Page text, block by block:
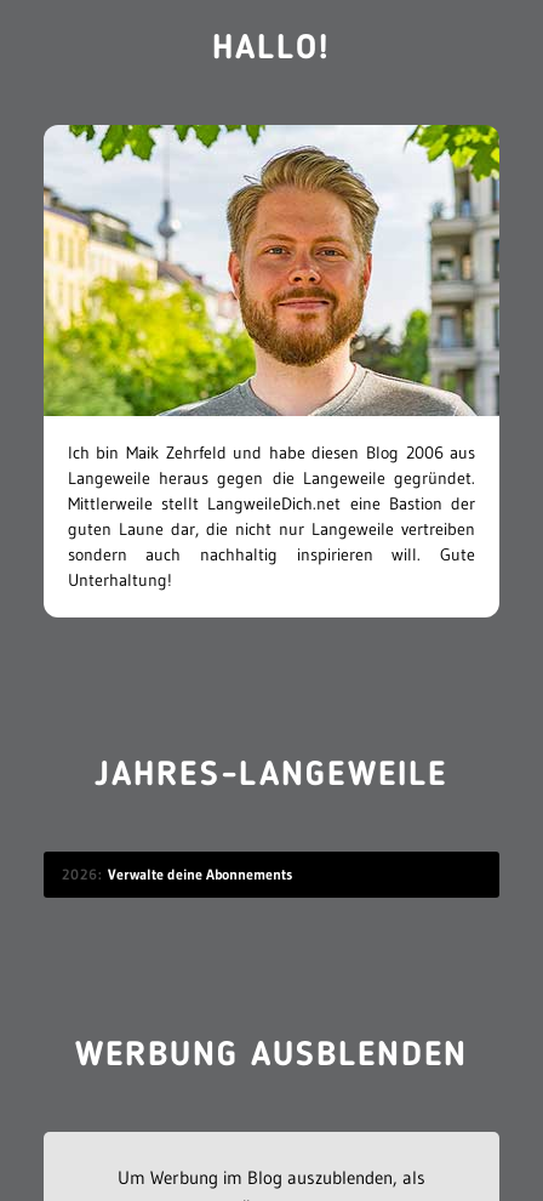
HALLO!
Ich bin Maik Zehrfeld und habe diesen Blog 2006 aus
Langeweile heraus gegen die Langeweile gegründet.
Mittlerweile stellt LangweileDich.net eine Bastion der
guten Laune dar, die nicht nur Langeweile vertreiben
sondern auch nachhaltig inspirieren will. Gute
Unterhaltung!
JAHRES-LANGEWEILE
2026 Verwalte deine Abonnements
WERBUNG AUSBLENDEN
Um Werbung im Blog auszublenden, als